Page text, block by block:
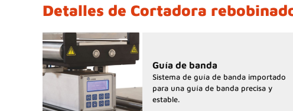
Detalles de Cortadora
Guía de banda
Sistema de guía de banda importado
para una guía de banda precisa y
estable.